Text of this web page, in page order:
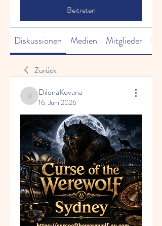
Beitreten
Diskussionen Medien Mitglieder
Zurück
DilonaKovana
DilonaKovana
16. Juni 2026